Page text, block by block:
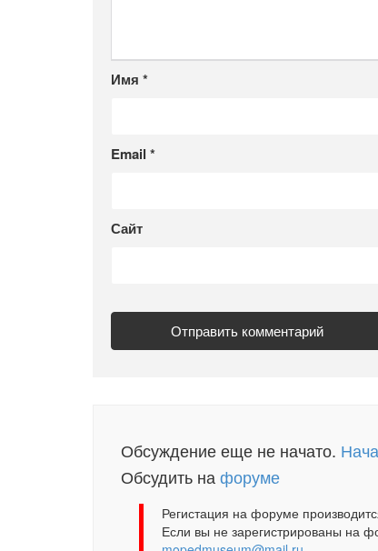
Имя *
Email *
Сайт
Обсуждение еще не начато.
Обсудить на форуме
Регистация на форуме
Если вы не зарегистрированы на